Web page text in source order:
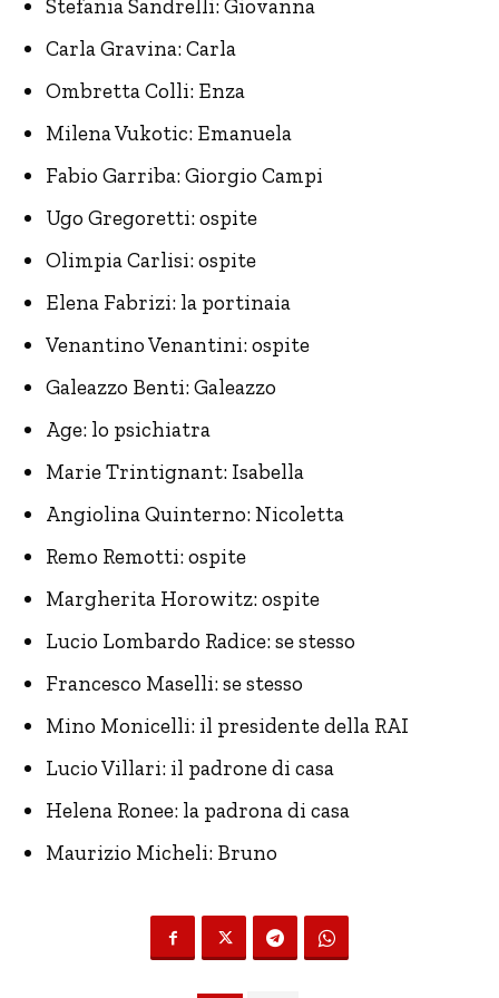
Stefania Sandrelli: Giovanna
Carla Gravina: Carla
Ombretta Colli: Enza
Milena Vukotic: Emanuela
Fabio Garriba: Giorgio Campi
Ugo Gregoretti: ospite
Olimpia Carlisi: ospite
Elena Fabrizi: la portinaia
Venantino Venantini: ospite
Galeazzo Benti: Galeazzo
Age: lo psichiatra
Marie Trintignant: Isabella
Angiolina Quinterno: Nicoletta
Remo Remotti: ospite
Margherita Horowitz: ospite
Lucio Lombardo Radice: se stesso
Francesco Maselli: se stesso
Mino Monicelli: il presidente della RAI
Lucio Villari: il padrone di casa
Helena Ronee: la padrona di casa
Maurizio Micheli: Bruno